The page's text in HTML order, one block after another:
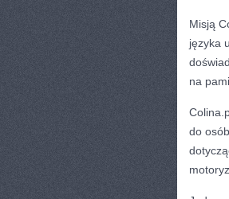
Misją
języka
na
do